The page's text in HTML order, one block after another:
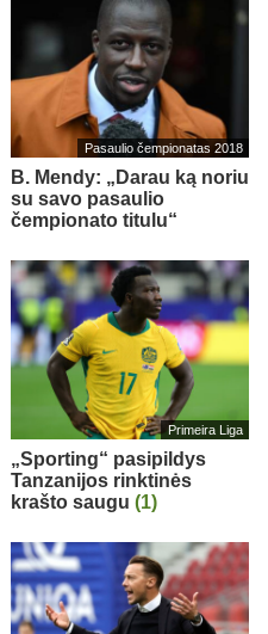
Pasaulio čempionatas 2018
B. Mendy: „Darau ką noriu
su savo pasaulio
čempionato titulu“
Primeira Liga
„Sporting“ pasipildys
Tanzanijos rinktinės
krašto saugu (1)